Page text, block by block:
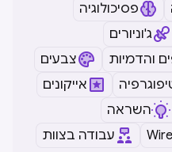
פסיכולוגיה
ג'וניורים
והדמיות
צבעים
אייקונים
השראה
עבודה בצוות